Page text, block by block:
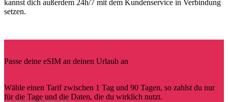
kannst dich außerdem 24h/7 mit dem Kundenservice in Verbindung
setzen.
Passe deine eSIM an deinen Urlaub an
Wähle einen Tarif zwischen 1 Tag und 90 Tagen, so zahlst du nur
für die Tage und die Daten, die du wirklich nutzt.